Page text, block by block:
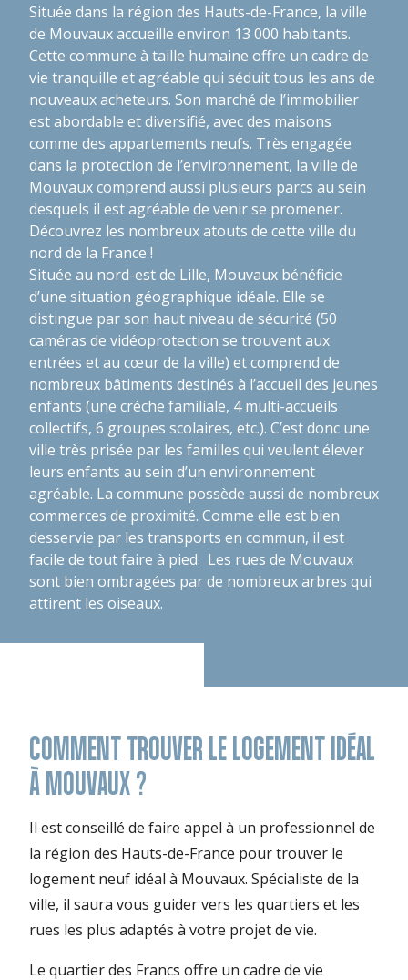
Située dans la région des Hauts-de-France, la ville
de Mouvaux accueille environ 13 000 habitants.
Cette commune à taille humaine offre un cadre de
vie tranquille et agréable qui séduit tous les ans de
nouveaux acheteurs. Son marché de l’immobilier
est abordable et diversifié, avec des maisons
comme des appartements neufs. Très engagée
dans la protection de l’environnement, la ville de
Mouvaux comprend aussi plusieurs parcs au sein
desquels il est agréable de venir se promener.
Découvrez les nombreux atouts de cette ville du
nord de la France !
Située au nord-est de Lille, Mouvaux bénéficie
d’une situation géographique idéale. Elle se
distingue par son haut niveau de sécurité (50
caméras de vidéoprotection se trouvent aux
entrées et au cœur de la ville) et comprend de
nombreux bâtiments destinés à l’accueil des jeunes
enfants (une crèche familiale, 4 multi-accueils
collectifs, 6 groupes scolaires, etc.). C’est donc une
ville très prisée par les familles qui veulent élever
leurs enfants au sein d’un environnement
agréable. La commune possède aussi de nombreux
commerces de proximité. Comme elle est bien
desservie par les transports en commun, il est
facile de tout faire à pied. Les rues de Mouvaux
sont bien ombragées par de nombreux arbres qui
attirent les oiseaux.
COMMENT TROUVER LE LOGEMENT IDÉAL
À MOUVAUX ?
Il est conseillé de faire appel à un professionnel de
la région des Hauts-de-France pour trouver le
logement neuf idéal à Mouvaux. Spécialiste de la
ville, il saura vous guider vers les quartiers et les
rues les plus adaptés à votre projet de vie.
Le quartier des Francs offre un cadre de vie